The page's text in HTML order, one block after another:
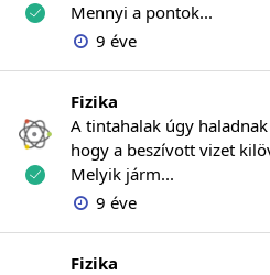
Mennyi a pontok...
9 éve
Fizika
A tintahalak úgy
hogy a beszívott vizet
Melyik járm...
9 éve
Fizika